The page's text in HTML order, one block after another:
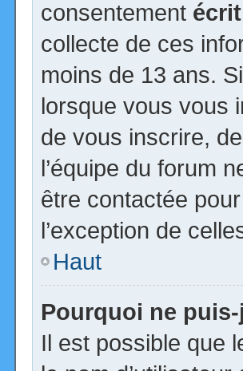
consentement écrit
collecte de ces
moins de 13 ans.
lorsque vous vous
de vous inscrire,
l’équipe du forum
être contactée
l’exception de
Haut
Pourquoi ne
Il est possible que